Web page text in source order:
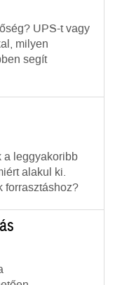
UPS-t vagy
milyen
segít
a leggyakoribb
alakul ki.
forrasztáshoz?